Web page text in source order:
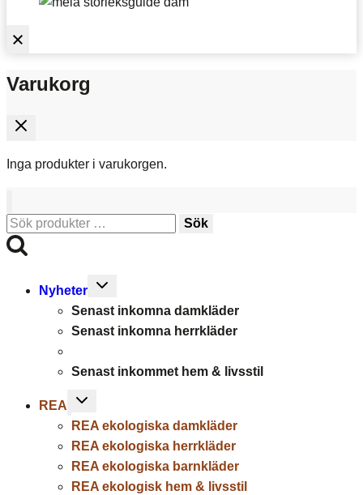
Varukorg
Inga produkter i varukorgen.
Sök
efter:
Sök
Nyheter
Toggle
menu
Senast inkomna damkläder
Senast inkomna herrkläder
Senast inkommet hem & livsstil
REA
Toggle
menu
REA ekologiska damkläder
REA ekologiska herrkläder
REA ekologiska barnkläder
REA ekologisk hem & livsstil